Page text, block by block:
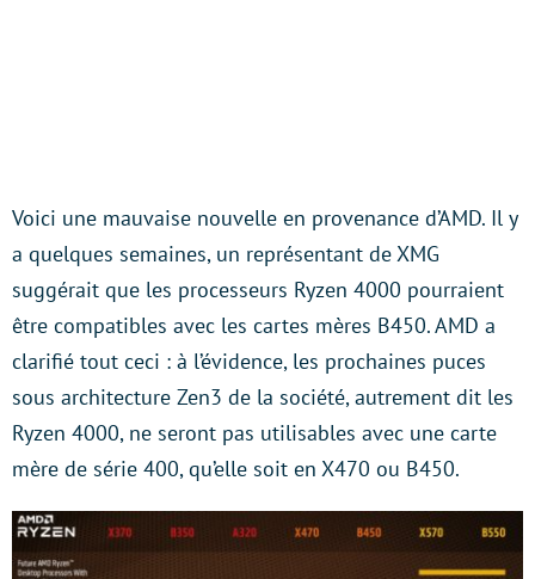
Voici une mauvaise nouvelle en provenance d’AMD. Il y
a quelques semaines, un représentant de XMG
suggérait que les processeurs Ryzen 4000 pourraient
être compatibles avec les cartes mères B450. AMD a
clarifié tout ceci : à l’évidence, les prochaines puces
sous architecture Zen3 de la société, autrement dit les
Ryzen 4000, ne seront pas utilisables avec une carte
mère de série 400, qu’elle soit en X470 ou B450.